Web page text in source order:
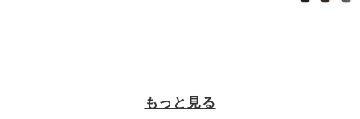
もっと見る